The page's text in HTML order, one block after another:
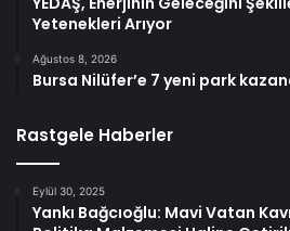
Yetenekleri Arıyor
Ağustos 8, 2026
Bursa Nilüfer’e 7 yeni park
Rastgele Haberler
Eylül 30, 2025
Yankı Bağcıoğlu: Mavi Vatan